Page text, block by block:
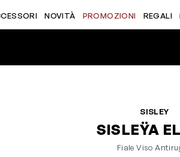
NOVITÀ PROMOZIONI REGALI
SISLEY
SISLEŸA
Fiale Viso